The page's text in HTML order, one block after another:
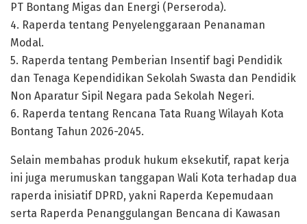
PT Bontang Migas dan Energi (Perseroda).
4. Raperda tentang Penyelenggaraan Penanaman
Modal.
5. Raperda tentang Pemberian Insentif bagi Pendidik
dan Tenaga Kependidikan Sekolah Swasta dan Pendidik
Non Aparatur Sipil Negara pada Sekolah Negeri.
6. Raperda tentang Rencana Tata Ruang Wilayah Kota
Bontang Tahun 2026-2045.
Selain membahas produk hukum eksekutif, rapat kerja
ini juga merumuskan tanggapan Wali Kota terhadap dua
raperda inisiatif DPRD, yakni Raperda Kepemudaan
serta Raperda Penanggulangan Bencana di Kawasan